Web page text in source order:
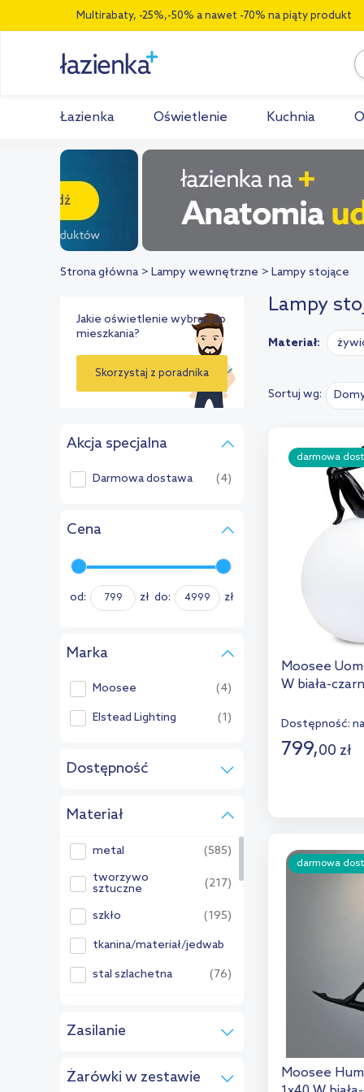
Multirabaty, -25%,-50% a nawet -70% na piąty produkt
Łazienka Oświetlenie Kuchnia
Strona główna Lampy wewnętrzne Lampy stojące
Jakie oświetlenie wybrać do
mieszkania?
Skorzystaj z poradnika
Akcja specjalna
Darmowa dostawa (4)
Cena
od: zł do: zł
Marka
Moosee (4)
Elstead Lighting (1)
Dostępność
Materiał
metal
(585)
tworzywo
sztuczne
(217)
szkło (195)
tkanina/materiał/jedwab
stal szlachetna (76)
aluminium (37)
Zasilanie
Żarówki w zestawie
Lampy
Materiał:
Sortuj wg:
darmowa
Moosee
W biała-
Dostępność:
799,00 zł
darmowa
Moosee